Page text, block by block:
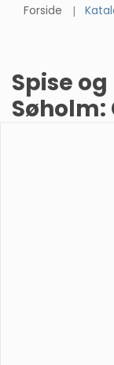
Forside
Spise
Søholm: